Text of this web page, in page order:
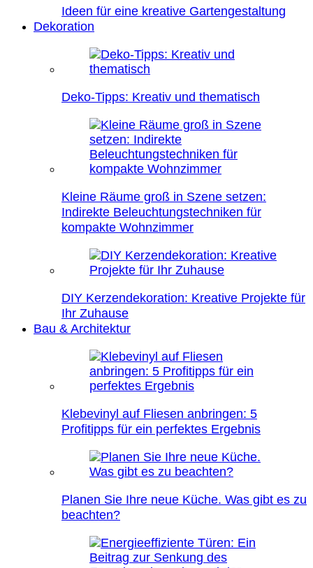
Ideen für eine kreative Gartengestaltung
Dekoration
Deko-Tipps: Kreativ und thematisch
Kleine Räume groß in Szene setzen:
Indirekte Beleuchtungstechniken für
kompakte Wohnzimmer
DIY Kerzendekoration: Kreative Projekte für
Ihr Zuhause
Bau & Architektur
Klebevinyl auf Fliesen anbringen: 5
Profitipps für ein perfektes Ergebnis
Planen Sie Ihre neue Küche. Was gibt es zu
beachten?